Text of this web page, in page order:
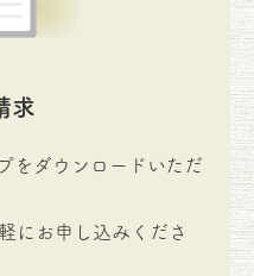
求
をダウンロードいただ
にお申し込みくださ